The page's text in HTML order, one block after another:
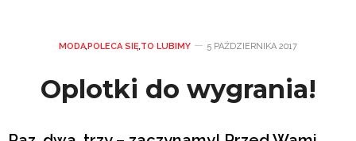
MODAPOLECA SIĘ TO LUBIMY 5 PAŹDZIERNIKA 2017
Oplotki do wygrania!